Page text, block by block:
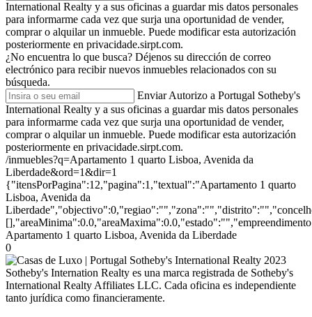
International Realty y a sus oficinas a guardar mis datos personales
para informarme cada vez que surja una oportunidad de vender,
comprar o alquilar un inmueble. Puede modificar esta autorización
posteriormente en privacidade.sirpt.com.
¿No encuentra lo que busca? Déjenos su dirección de correo
electrónico para recibir nuevos inmuebles relacionados con su
búsqueda.
Enviar Autorizo a Portugal Sotheby's
International Realty y a sus oficinas a guardar mis datos personales
para informarme cada vez que surja una oportunidad de vender,
comprar o alquilar un inmueble. Puede modificar esta autorización
posteriormente en privacidade.sirpt.com.
/inmuebles?q=Apartamento 1 quarto Lisboa, Avenida da
Liberdade&ord=1&dir=1
{"itensPorPagina":12,"pagina":1,"textual":"Apartamento 1 quarto
Lisboa, Avenida da
Apartamento 1 quarto Lisboa, Avenida da Liberdade
0
2023
Sotheby's Internation Realty es una marca registrada de Sotheby's
International Realty Affiliates LLC. Cada oficina es independiente
tanto jurídica como financieramente.